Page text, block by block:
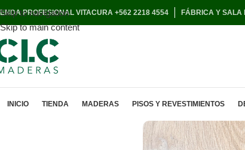
Skip to navigation
Skip to main content
PROFESIONAL VITACURA +562 2218 4554 FÁBRICA Y SALA
INICIO TIENDA MADERAS PISOS Y REVESTIMIENTOS